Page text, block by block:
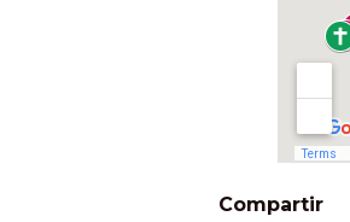
Compartir